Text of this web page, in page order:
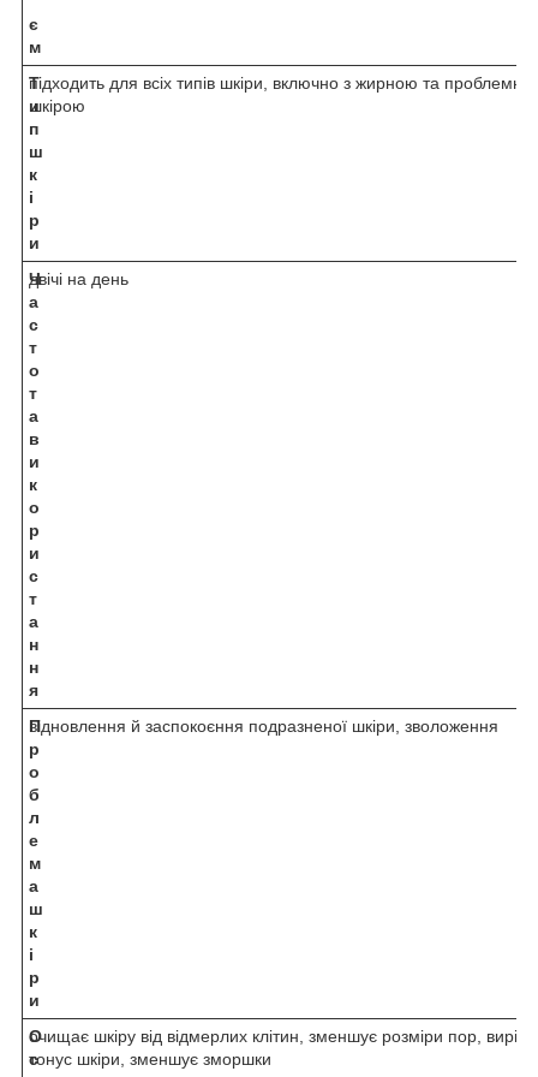
є
м
Т
и
п
ш
к
і
р
и
підходить для всіх типів шкіри, включно з жирною та
шкірою
Ч
а
с
т
о
т
а
в
и
к
о
р
и
с
т
а
н
н
я
двічі на день
П
р
о
б
л
е
м
а
ш
к
і
р
и
відновлення й заспокоєння подразненої шкіри, зволоження
О
с
очищає шкіру від відмерлих клітин, зменшує розміри пор,
тонус шкіри, зменшує зморшки